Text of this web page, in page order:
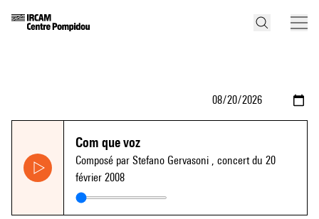
Com que voz
Composé par Stefano Gervasoni , concert du 20
février 2008